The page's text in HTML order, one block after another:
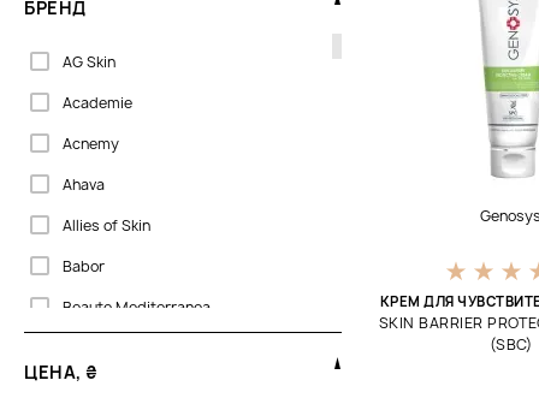
БРЕНД
AG Skin
Academie
Acnemy
Ahava
Allies of Skin
Babor
Beaute Mediterranea
ЦЕНА, ₴
Genosys
КРЕМ ДЛЯ
SKIN BARRIER
(SBC)